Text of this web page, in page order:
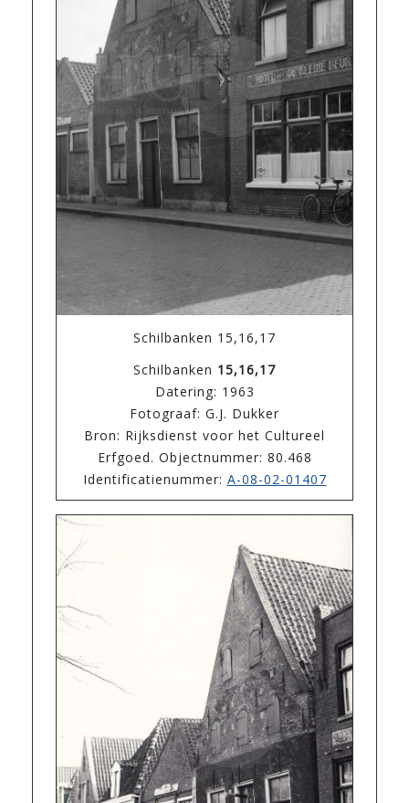
Schilbanken 15,16,17
Schilbanken 15,16,17
Datering: 1963
Fotograaf: G.J. Dukker
Bron: Rijksdienst voor het Cultureel
Erfgoed. Objectnummer: 80.468
Identificatienummer: A-08-02-01407